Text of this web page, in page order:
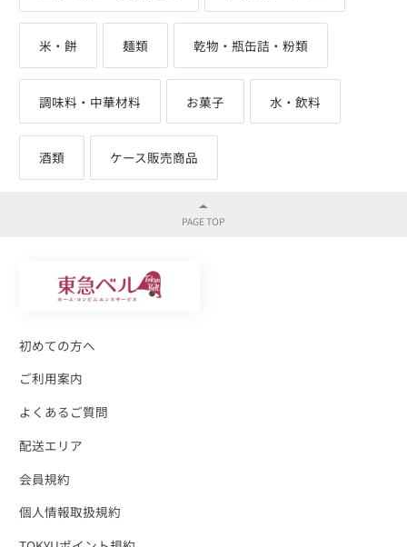
米・餅 麺類 乾物・瓶缶詰・粉類
調味料・中華材料 お菓子 水・飲料
酒類 ケース販売商品
初めての方へ
ご利用案内
よくあるご質問
配送エリア
会員規約
個人情報取扱規約